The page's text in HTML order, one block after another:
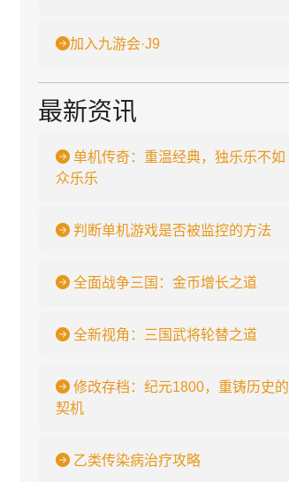
加入九游会·J9
最新资讯
单机传奇：重温经典，独乐乐不如
众乐乐
判断单机游戏是否被监控的方法
全面战争三国：金币增长之道
全新视角：三国武将轮替之道
修改存档：纪元1800，重铸历史的
契机
乙类传染病治疗攻略